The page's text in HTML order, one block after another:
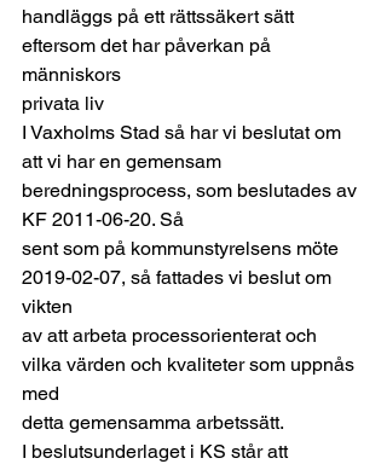
handläggs på ett rättssäkert sätt
eftersom det har påverkan på
människors
privata liv
I Vaxholms Stad så har vi beslutat om
att vi har en gemensam
beredningsprocess, som beslutades av
KF 2011-06-20. Så
sent som på kommunstyrelsens möte
2019-02-07, så fattades vi beslut om
vikten
av att arbeta processorienterat och
vilka värden och kvaliteter som uppnås
med
detta gemensamma arbetssätt.
I beslutsunderlaget i KS står att